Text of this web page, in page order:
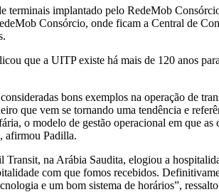
implantado pelo RedeMob
Consórcio, onde ficam a Central de
que a UITP existe há mais de 120 anos
bons exemplos na operação de
que vem se tornando uma tendência e
o modelo de gestão operacional em que
afirmou Padilla.
na Arábia Saudita, elogiou a
com que fomos recebidos.
e um bom sistema de horários”,